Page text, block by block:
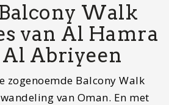
Balcony Walk
van Al Hamra
Abriyeen
zogenoemde Balcony Walk
van Oman. En met